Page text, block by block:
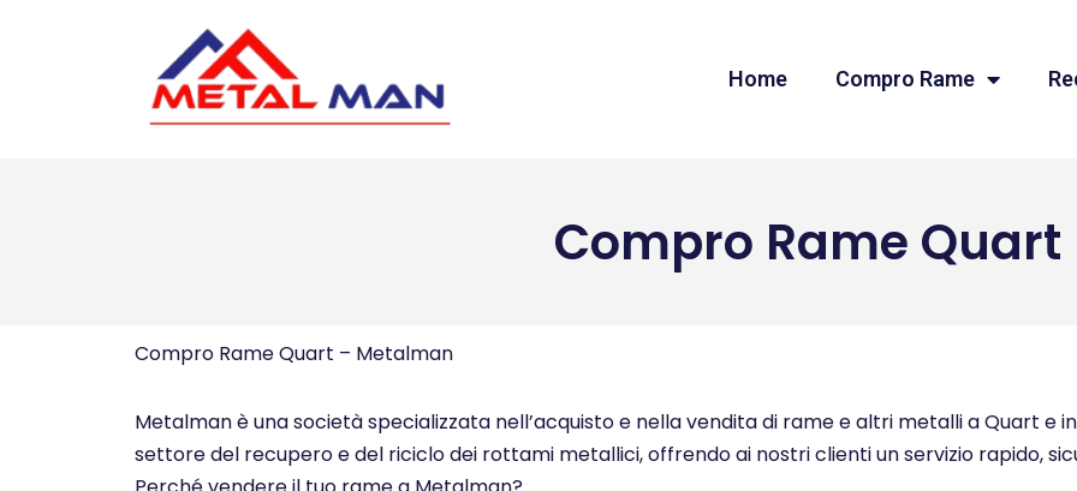
Home Compro Rame
Compro Rame Quart
Compro Rame Quart – Metalman
Metalman è una società specializzata nell’acquisto e nella vendita di rame e altri metalli a Quart e
settore del recupero e del riciclo dei rottami metallici, offrendo ai nostri clienti un servizio rapido,